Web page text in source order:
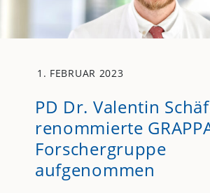
1. FEBRUAR 2023
PD Dr. Valentin
renommierte
Forschergruppe
aufgenommen